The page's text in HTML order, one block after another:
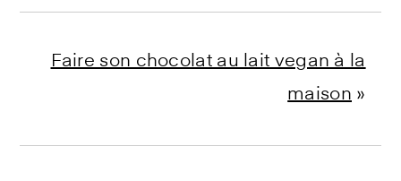
Faire son chocolat au lait vegan à la
maison »